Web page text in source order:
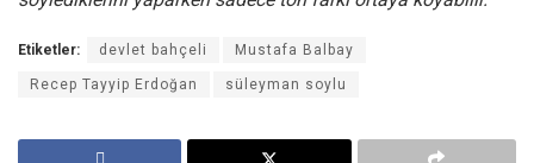
Etiketler: devlet bahçeli Mustafa Balbay
Recep Tayyip Erdoğan süleyman soylu